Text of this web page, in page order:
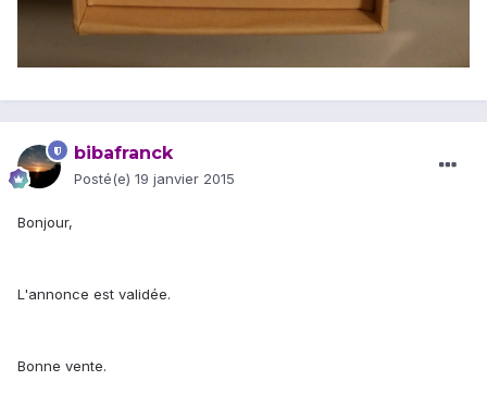
bibafranck
Posté(e) 19 janvier 2015
Bonjour,
L'annonce est validée.
Bonne vente.